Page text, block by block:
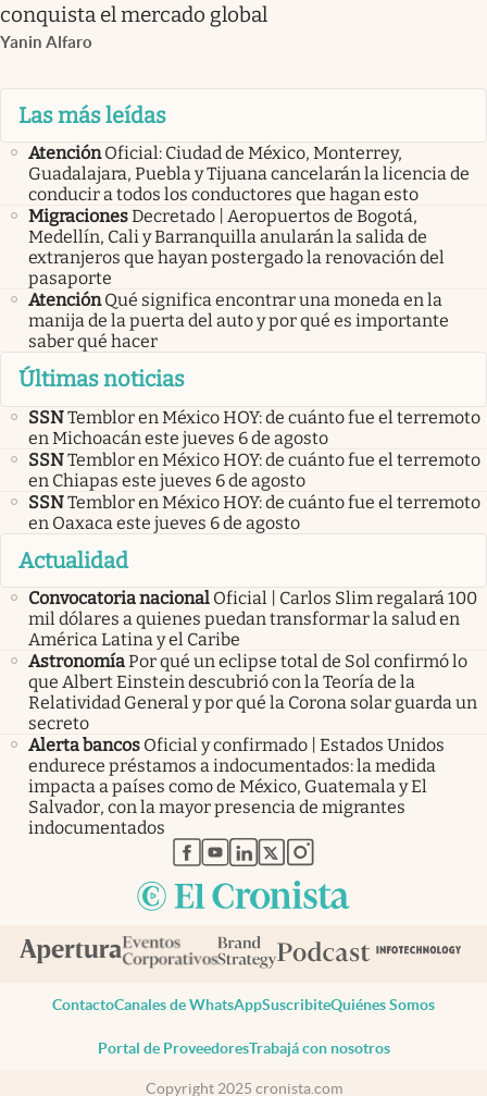
conquista el mercado global
Yanin Alfaro
Las más leídas
Atención Oficial: Ciudad de México, Monterrey,
Guadalajara, Puebla y Tijuana cancelarán la licencia de
conducir a todos los conductores que hagan esto
MigracionesDecretado | Aeropuertos de Bogotá,
Medellín, Cali y Barranquilla anularán la salida de
extranjeros que hayan postergado la renovación del
pasaporte
Atención Qué significa encontrar una moneda en la
manija de la puerta del auto y por qué es importante
saber qué hacer
Últimas noticias
SSNTemblor en México HOY: de cuánto fue el terremoto
en Michoacán este jueves 6 de agosto
SSNTemblor en México HOY: de cuánto fue el terremoto
en Chiapas este jueves 6 de agosto
SSNTemblor en México HOY: de cuánto fue el terremoto
en Oaxaca este jueves 6 de agosto
Actualidad
Convocatoria nacional Oficial | Carlos Slim regalará 100
mil dólares a quienes puedan transformar la salud en
América Latina y el Caribe
AstronomíaPor qué un eclipse total de Sol confirmó lo
que Albert Einstein descubrió con la Teoría de la
Relatividad General y por qué la Corona solar guarda un
secreto
Alerta bancos Oficial y confirmado | Estados Unidos
endurece préstamos a indocumentados: la medida
impacta a países como de México, Guatemala y El
Salvador, con la mayor presencia de migrantes
indocumentados
abre en nueva pestaña
abre en nueva pestaña
abre en nueva pestaña
abre en nueva pestaña
abre en nueva pestaña
ContactoCanales de WhatsAppSuscribiteQuiénes Somos
Portal de ProveedoresTrabajá con nosotros
Copyright 2025 cronista.com